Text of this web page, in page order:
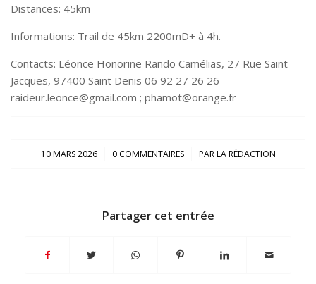
Distances: 45km
Informations: Trail de 45km 2200mD+ à 4h.
Contacts: Léonce Honorine Rando Camélias, 27 Rue Saint
Jacques, 97400 Saint Denis 06 92 27 26 26
raideur.leonce@gmail.com ; phamot@orange.fr
10 MARS 2026
/ 0 COMMENTAIRES
/ PARLA RÉDACTION
Partager cet entrée